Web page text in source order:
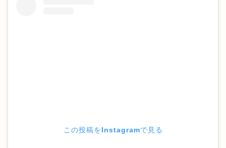
この投稿をInstagramで見る